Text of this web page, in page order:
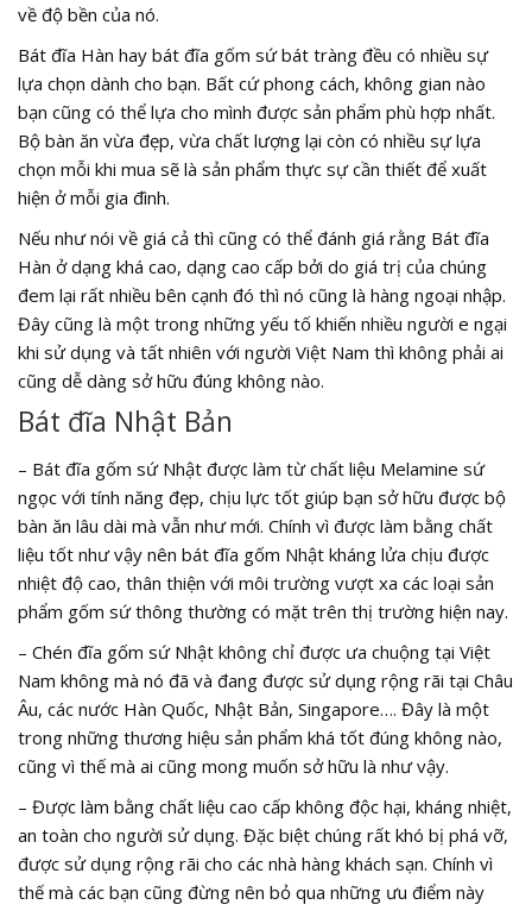
về độ bền của nó.
Bát đĩa Hàn hay bát đĩa gốm sứ bát tràng đều có nhiều sự
lựa chọn dành cho bạn. Bất cứ phong cách, không gian nào
bạn cũng có thể lựa cho mình được sản phẩm phù hợp nhất.
Bộ bàn ăn vừa đẹp, vừa chất lượng lại còn có nhiều sự lựa
chọn mỗi khi mua sẽ là sản phẩm thực sự cần thiết để xuất
hiện ở mỗi gia đình.
Nếu như nói về giá cả thì cũng có thể đánh giá rằng Bát đĩa
Hàn ở dạng khá cao, dạng cao cấp bởi do giá trị của chúng
đem lại rất nhiều bên cạnh đó thì nó cũng là hàng ngoại nhập.
Đây cũng là một trong những yếu tố khiến nhiều người e ngại
khi sử dụng và tất nhiên với người Việt Nam thì không phải ai
cũng dễ dàng sở hữu đúng không nào.
Bát đĩa Nhật Bản
– Bát đĩa gốm sứ Nhật được làm từ chất liệu Melamine sứ
ngọc với tính năng đẹp, chịu lực tốt giúp bạn sở hữu được bộ
bàn ăn lâu dài mà vẫn như mới. Chính vì được làm bằng chất
liệu tốt như vậy nên bát đĩa gốm Nhật kháng lửa chịu được
nhiệt độ cao, thân thiện với môi trường vượt xa các loại sản
phẩm gốm sứ thông thường có mặt trên thị trường hiện nay.
– Chén đĩa gốm sứ Nhật không chỉ được ưa chuộng tại Việt
Nam không mà nó đã và đang được sử dụng rộng rãi tại Châu
Âu, các nước Hàn Quốc, Nhật Bản, Singapore…. Đây là một
trong những thương hiệu sản phẩm khá tốt đúng không nào,
cũng vì thế mà ai cũng mong muốn sở hữu là như vậy.
– Được làm bằng chất liệu cao cấp không độc hại, kháng nhiệt,
an toàn cho người sử dụng. Đặc biệt chúng rất khó bị phá vỡ,
được sử dụng rộng rãi cho các nhà hàng khách sạn. Chính vì
thế mà các bạn cũng đừng nên bỏ qua những ưu điểm này